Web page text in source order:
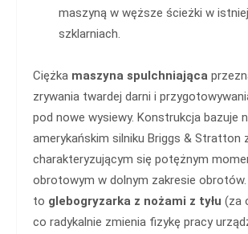
maszyną w węższe ścieżki w
szklarniach.
Ciężka maszyna spulchniająca
zrywania twardej darni i
pod nowe wysiewy. Konstrukcja bazuje
amerykańskim silniku Briggs & Stratton
charakteryzującym się potężnym
obrotowym w dolnym zakresie
to glebogryzarka z nożami z tyłu (za
co radykalnie zmienia fizykę pracy